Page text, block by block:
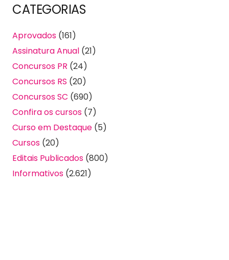
CATEGORIAS
Aprovados (161)
Assinatura Anual (21)
Concursos PR (24)
Concursos RS (20)
Concursos SC (690)
Confira os cursos (7)
Curso em Destaque (5)
Cursos (20)
Editais Publicados (800)
Informativos (2.621)